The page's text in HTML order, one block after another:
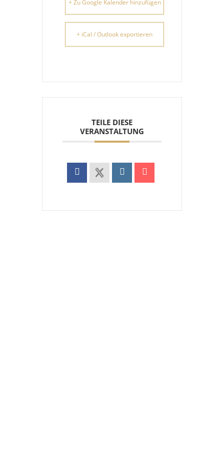
+ Zu Google Kalender hinzufügen
+ iCal / Outlook exportieren
TEILE DIESE
VERANSTALTUNG